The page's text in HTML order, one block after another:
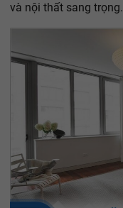
và nội thất sang trọng.